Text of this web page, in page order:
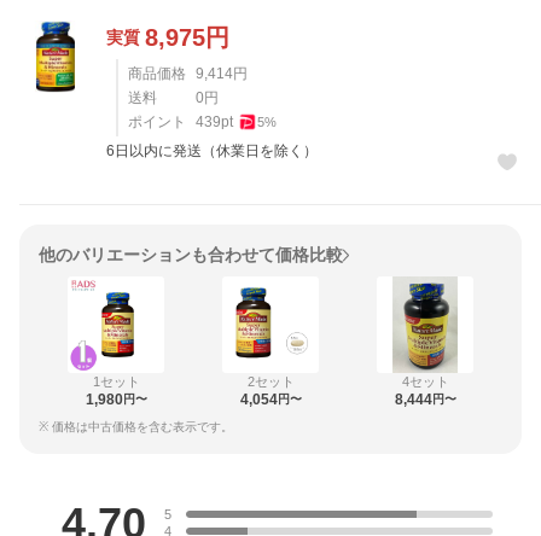
実質 8,975円
商品価格 9,414円
送料
0円
ポイント
439pt 5%
6日以内に発送（休業日を除く）
他のバリエーションも合わせて価格比較
1セット
1,980円〜
2セット
4,054円〜
4セット
8,444円〜
※ 価格は中古価格を含む表示です。
4.70
5
4